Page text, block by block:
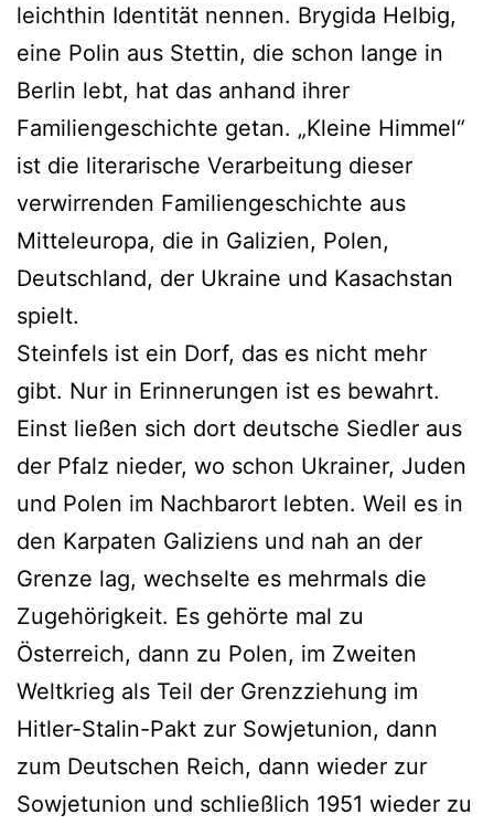
leichthin Identität nennen. Brygida Helbig,
eine Polin aus Stettin, die schon lange in
Berlin lebt, hat das anhand ihrer
Familiengeschichte getan. „Kleine Himmel“
ist die literarische Verarbeitung dieser
verwirrenden Familiengeschichte aus
Mitteleuropa, die in Galizien, Polen,
Deutschland, der Ukraine und Kasachstan
spielt.
Steinfels ist ein Dorf, das es nicht mehr
gibt. Nur in Erinnerungen ist es bewahrt.
Einst ließen sich dort deutsche Siedler aus
der Pfalz nieder, wo schon Ukrainer, Juden
und Polen im Nachbarort lebten. Weil es in
den Karpaten Galiziens und nah an der
Grenze lag, wechselte es mehrmals die
Zugehörigkeit. Es gehörte mal zu
Österreich, dann zu Polen, im Zweiten
Weltkrieg als Teil der Grenzziehung im
Hitler-Stalin-Pakt zur Sowjetunion, dann
zum Deutschen Reich, dann wieder zur
Sowjetunion und schließlich 1951 wieder zu